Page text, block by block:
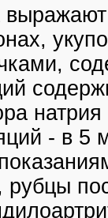
- в 5
рубцы